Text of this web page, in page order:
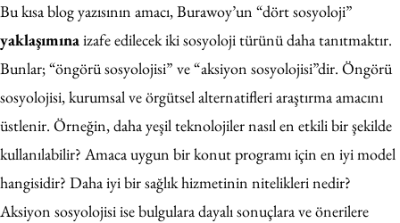
Bu kısa blog yazısının amacı, Burawoy’un “dört sosyoloji”
yaklaşımınaizafe edilecek iki sosyoloji türünü daha tanıtmaktır.
Bunlar; “öngörü sosyolojisi” ve “aksiyon sosyolojisi”dir. Öngörü
sosyolojisi, kurumsal ve örgütsel alternatifleri araştırma amacını
üstlenir. Örneğin, daha yeşil teknolojiler nasıl en etkili bir şekilde
kullanılabilir? Amaca uygun bir konut programı için en iyi model
hangisidir? Daha iyi bir sağlık hizmetinin nitelikleri nedir?
Aksiyon sosyolojisi ise bulgulara dayalı sonuçlara ve önerilere